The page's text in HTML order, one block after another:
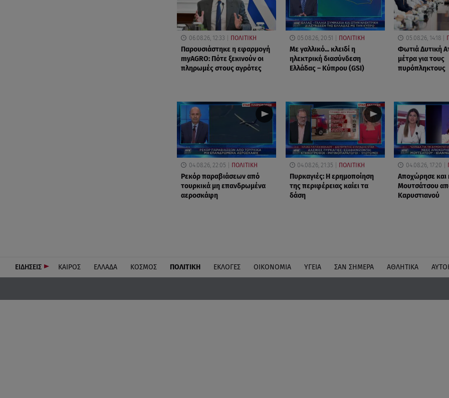
06.08.26, 12:33 ΠΟΛΙΤΙΚΗ
Παρουσιάστηκε η εφαρμογή
myAGRO: Πότε ξεκινούν οι
πληρωμές στους αγρότες
05.08.26, 20:51 ΠΟΛΙΤΙΚΗ
Με γαλλικό... κλειδί η
ηλεκτρική διασύνδεση
Ελλάδας – Κύπρου (GSI)
05.08.26, 14:18
Φωτιά Δυτική
μέτρα για τους
πυρόπληκτους
04.08.26, 22:05 ΠΟΛΙΤΙΚΗ
Ρεκόρ παραβιάσεων από
τουρκικά μη επανδρωμένα
αεροσκάφη
04.08.26, 21:35 ΠΟΛΙΤΙΚΗ
Πυρκαγιές: Η ερημοποίηση
της περιφέρειας καίει τα
δάση
04.08.26, 17:20
Αποχώρησε και
Μουτσάτσου
Καρυστιανού
ΕΙΔΗΣΕΙΣ ΚΑΙΡΟΣ ΕΛΛΑΔΑ ΚΟΣΜΟΣ ΠΟΛΙΤΙΚΗ ΕΚΛΟΓΕΣ ΟΙΚΟΝΟΜΙΑ ΥΓΕΙΑ ΣΑΝ ΣΗΜΕΡΑ ΑΘΛΗΤΙΚΑ